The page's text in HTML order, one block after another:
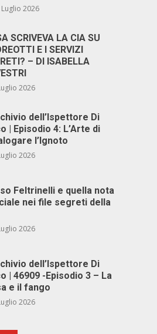
Luglio 2026
SCRIVEVA LA CIA SU
E I SERVIZI
– DI ISABELLA
2026
dell’Ispettore Di
| Episodio 4: L’Arte di
l’Ignoto
2026
Feltrinelli e quella nota
nei file segreti della
2026
dell’Ispettore Di
| 46909 -Episodio 3 – La
e il fango
2026